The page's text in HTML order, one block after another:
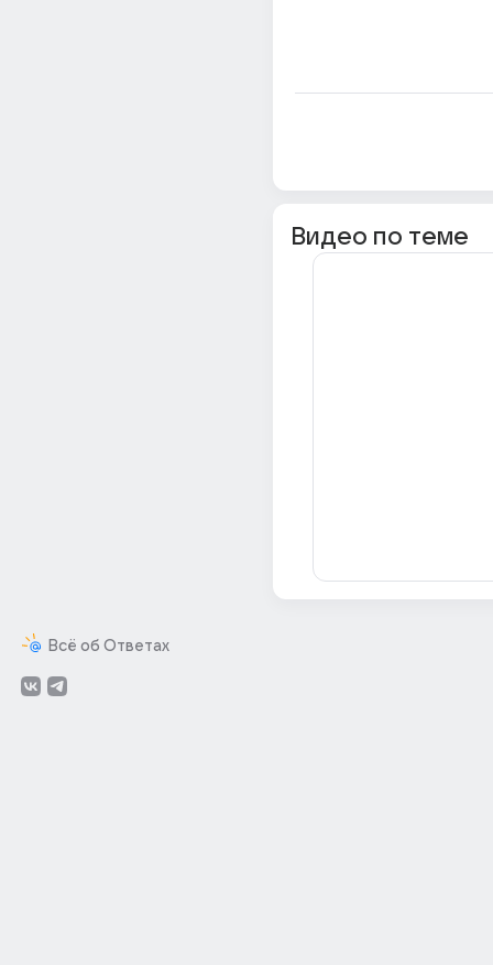
Всё об Ответах
Видео по теме